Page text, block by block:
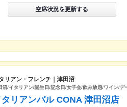
空席状況を更新する
リアン・フレンチ｜津田沼
沼/イタリアン/誕生日/記念日/女子会/飲み放題/ワイン/デ
タリアンバル CONA 津田沼店